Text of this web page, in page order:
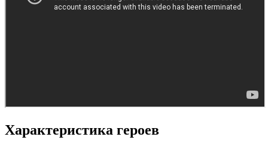
Характеристика героев